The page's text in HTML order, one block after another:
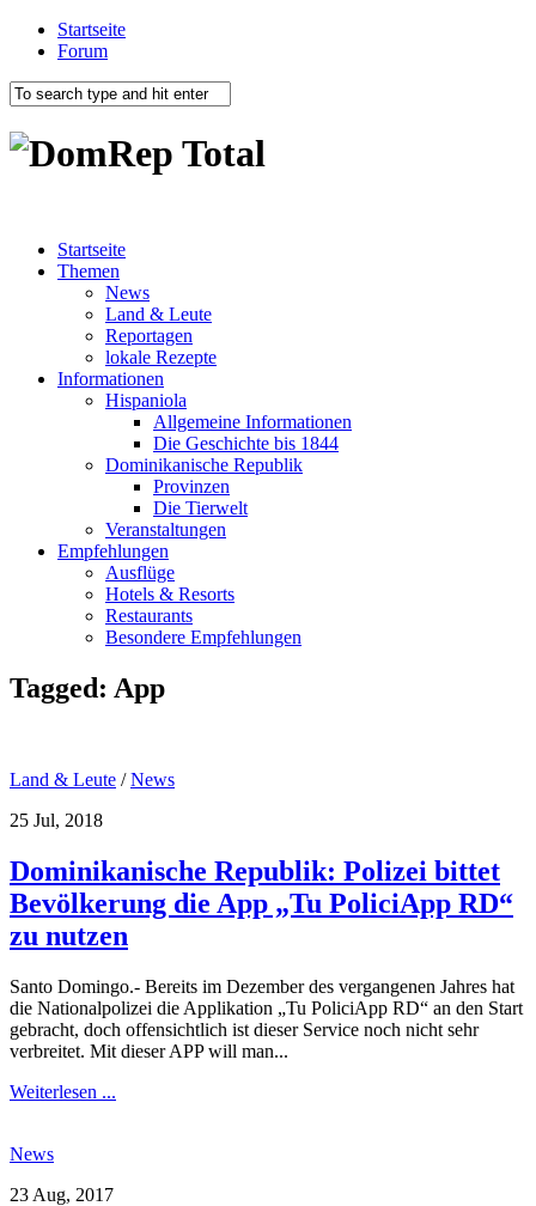
Startseite
Forum
Startseite
Themen
News
Land & Leute
Reportagen
lokale Rezepte
Informationen
Hispaniola
Allgemeine Informationen
Die Geschichte bis 1844
Dominikanische Republik
Provinzen
Die Tierwelt
Veranstaltungen
Empfehlungen
Ausflüge
Hotels & Resorts
Restaurants
Besondere Empfehlungen
Tagged: App
Land & Leute /News
25 Jul, 2018
Dominikanische Republik: Polizei bittet
Bevölkerung die App „Tu PoliciApp RD“
zu nutzen
Santo Domingo.- Bereits im Dezember des vergangenen Jahres hat
die Nationalpolizei die Applikation „Tu PoliciApp RD“ an den Start
gebracht, doch offensichtlich ist dieser Service noch nicht sehr
verbreitet. Mit dieser APP will man...
Weiterlesen ...
News
23 Aug, 2017